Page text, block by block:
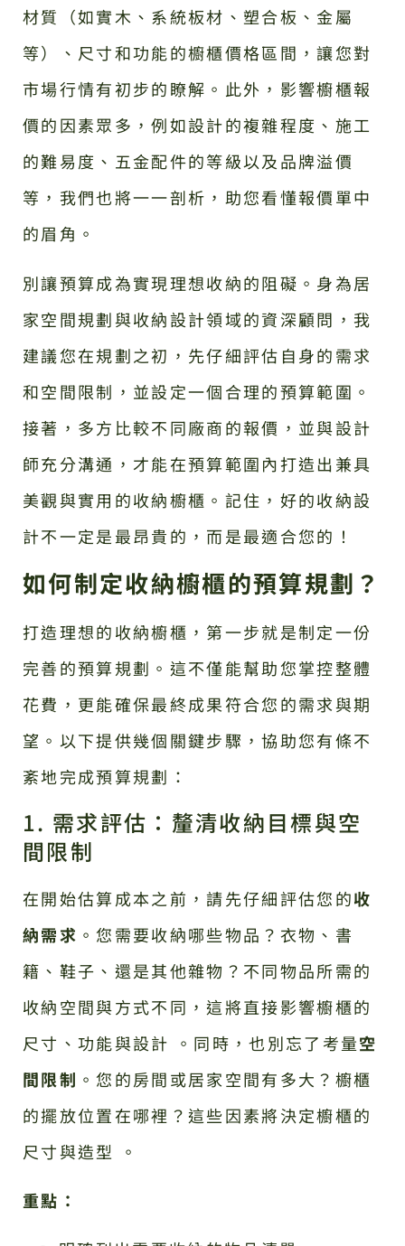
材質（如實木、系統板材、塑合板、金屬
等）、尺寸和功能的櫥櫃價格區間，讓您對
市場行情有初步的瞭解。此外，影響櫥櫃報
價的因素眾多，例如設計的複雜程度、施工
的難易度、五金配件的等級以及品牌溢價
等，我們也將一一剖析，助您看懂報價單中
的眉角。
別讓預算成為實現理想收納的阻礙。身為居
家空間規劃與收納設計領域的資深顧問，我
建議您在規劃之初，先仔細評估自身的需求
和空間限制，並設定一個合理的預算範圍。
接著，多方比較不同廠商的報價，並與設計
師充分溝通，才能在預算範圍內打造出兼具
美觀與實用的收納櫥櫃。記住，好的收納設
計不一定是最昂貴的，而是最適合您的！
如何制定收納櫥櫃的預算規劃？
打造理想的收納櫥櫃，第一步就是制定一份
完善的預算規劃。這不僅能幫助您掌控整體
花費，更能確保最終成果符合您的需求與期
望。以下提供幾個關鍵步驟，協助您有條不
紊地完成預算規劃：
1. 需求評估：釐清收納目標與空
間限制
在開始估算成本之前，請先仔細評估您的收
納需求 。您需要收納哪些物品？衣物、書
籍、鞋子、還是其他雜物？不同物品所需的
收納空間與方式不同，這將直接影響櫥櫃的
尺寸、功能與設計 。同時，也別忘了考量空
間限制 。您的房間或居家空間有多大？櫥櫃
的擺放位置在哪裡？這些因素將決定櫥櫃的
尺寸與造型 。
重點：